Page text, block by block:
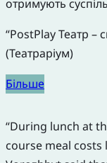
отримують
“PostPlay Театр –
(Театраріум)
Більше
“During lunch at
course meal costs